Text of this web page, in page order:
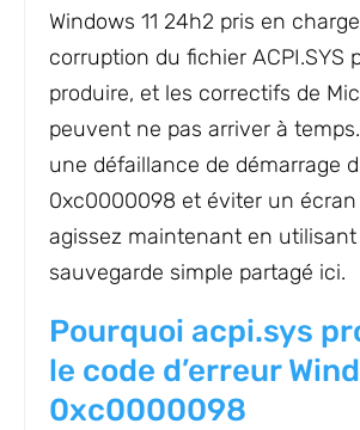
Windows 11 24h2 pris en
corruption du fichier ACPI.SYS
produire, et les correctifs de
peuvent ne pas arriver à
une défaillance de démarrage
0xc0000098 et éviter un écran
agissez maintenant en utilisant
sauvegarde simple partagé ici.
Pourquoi acpi.sys
le code d’erreur
0xc0000098